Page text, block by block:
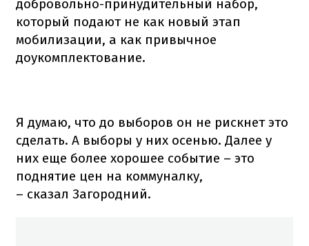
добровольно-принудительный набор,
который подают не как новый этап
мобилизации, а как привычное
доукомплектование.
Я думаю, что до выборов он не рискнет это
сделать. А выборы у них осенью. Далее у
них еще более хорошее событие – это
поднятие цен на коммуналку,
– сказал Загородний.